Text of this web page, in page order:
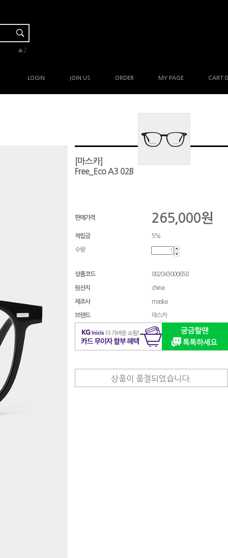
▲2
▲5
▲1
▲1-
LOGIN JOIN US ORDER MY PAGE CART:0
[마스카]
Free_Eco A3 02B
판매가격 265,000원
적립금 5%
수량
상품코드 002043000658
원산지 china
제조사 maska
브랜드 마스카
상품이 품절되었습니다.